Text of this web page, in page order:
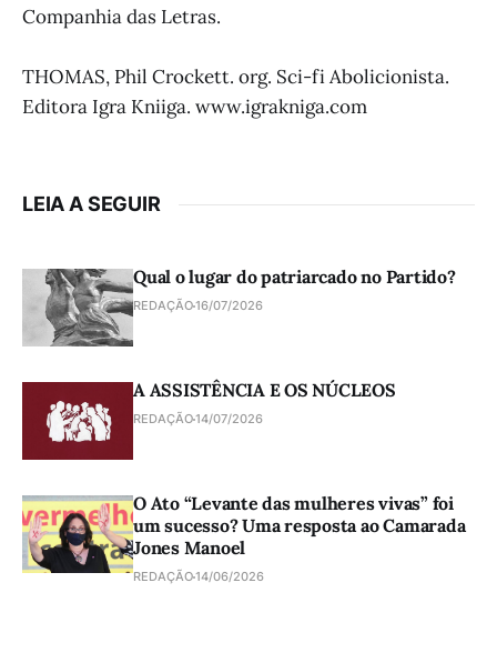
Companhia das Letras.
THOMAS, Phil Crockett. org. Sci-fi Abolicionista.
Editora Igra Kniiga. www.igrakniga.com
LEIA A SEGUIR
Qual o lugar do patriarcado no Partido?
REDAÇÃO16/07/2026
A ASSISTÊNCIA E OS NÚCLEOS
REDAÇÃO14/07/2026
O Ato “Levante das mulheres vivas” foi
um sucesso? Uma resposta ao Camarada
Jones Manoel
REDAÇÃO14/06/2026